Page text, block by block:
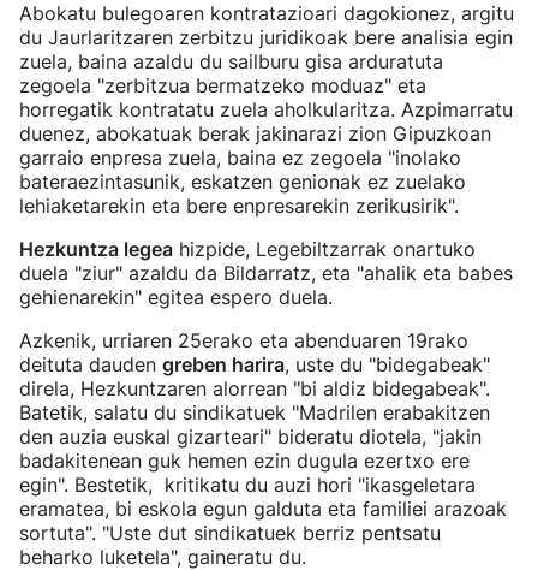
Abokatu bulegoaren kontratazioari dagokionez, argitu
du Jaurlaritzaren zerbitzu juridikoak bere analisia egin
zuela, baina azaldu du sailburu gisa arduratuta
zegoela "zerbitzua bermatzeko moduaz" eta
horregatik kontratatu zuela aholkularitza. Azpimarratu
duenez, abokatuak berak jakinarazi zion Gipuzkoan
garraio enpresa zuela, baina ez zegoela "inolako
bateraezintasunik, eskatzen genionak ez zuelako
lehiaketarekin eta bere enpresarekin zerikusirik".
Hezkuntza legea hizpide, Legebiltzarrak onartuko
duela "ziur" azaldu da Bildarratz, eta "ahalik eta babes
gehienarekin" egitea espero duela.
Azkenik, urriaren 25erako eta abenduaren 19rako
deituta dauden greben harira, uste du "bidegabeak"
direla, Hezkuntzaren alorrean "bi aldiz bidegabeak".
Batetik, salatu du sindikatuek "Madrilen erabakitzen
den auzia euskal gizarteari" bideratu diotela, "jakin
badakitenean guk hemen ezin dugula ezertxo ere
egin". Bestetik, kritikatu du auzi hori "ikasgeletara
eramatea, bi eskola egun galduta eta familiei arazoak
sortuta". "Uste dut sindikatuek berriz pentsatu
beharko luketela", gaineratu du.